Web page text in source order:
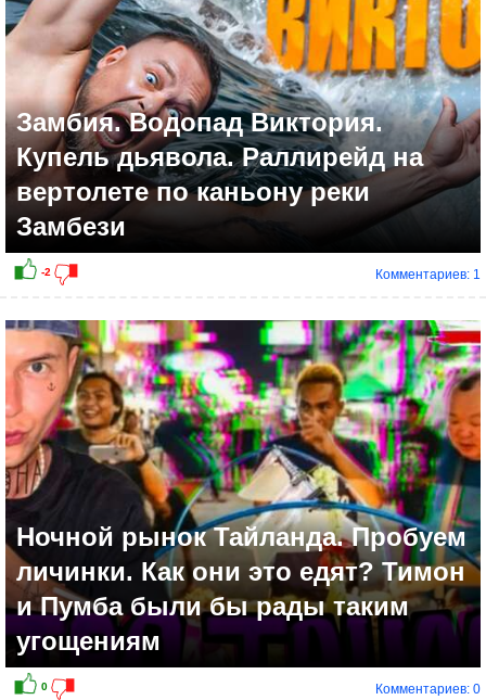
Замбия. Водопад Виктория.
Купель дьявола. Раллирейд на
вертолете по каньону реки
Замбези
Комментариев: 1
Ночной рынок Тайланда. Пробуем
личинки. Как они это едят? Тимон
и Пумба были бы рады таким
угощениям
Комментариев: 0